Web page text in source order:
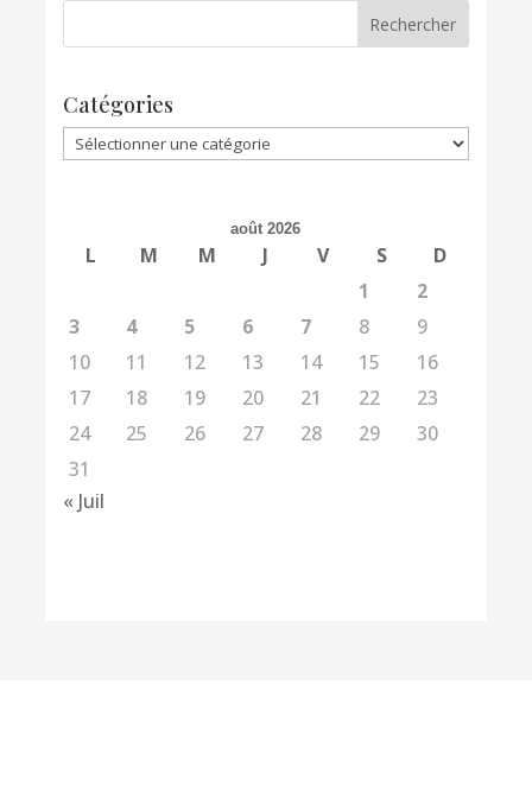
Catégories
Catégories
août 2026
L M M J V S
D
1
2
3
4 5 6 7 8
9
10
11 12 13 14 15
16
17
18 19 20 21 22
23
24
25 26 27 28 29
30
31
« Juil